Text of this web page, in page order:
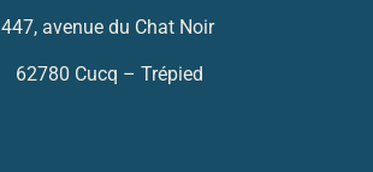
447, avenue du Chat Noir
62780 Cucq – Trépied